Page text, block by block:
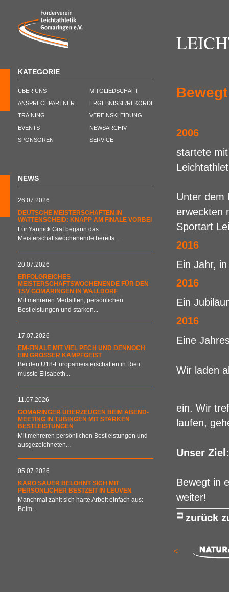
KATEGORIE
ÜBER UNS
ANSPRECHPARTNER
TRAINING
EVENTS
SPONSOREN
MITGLIEDSCHAFT
ERGEBNISSE/REKORDE
VEREINSKLEIDUNG
NEWSARCHIV
SERVICE
NEWS
26.07.2026
DEUTSCHE MEISTERSCHAFTEN IN
WATTENSCHEID: KNAPP AM FINALE VORBEI
Für Yannick Graf begann das
Meisterschaftswochenende bereits...
20.07.2026
ERFOLGREICHES
MEISTERSCHAFTSWOCHENENDE FÜR DEN
TSV GOMARINGEN IN WALLDORF
Mit mehreren Medaillen, persönlichen
Bestleistungen und starken...
17.07.2026
EM-FINALE MIT VIEL PECH UND DENNOCH
EIN GROSSER KAMPFGEIST
Bei den U18-Europameisterschaften in Rieti
musste Elisabeth...
11.07.2026
GOMARINGER ÜBERZEUGEN BEIM ABEND-
MEETING IN TÜBINGEN MIT STARKEN
BESTLEISTUNGEN
Mit mehreren persönlichen Bestleistungen und
ausgezeichneten...
05.07.2026
KARO SAUER BELOHNT SICH MIT
PERSÖNLICHER BESTZEIT IN LEUVEN
Manchmal zahlt sich harte Arbeit einfach aus:
Beim...
2006
startete
Unter dem
erweckten
Sportart
2016
Ein Jahr,
2016
Ein
2016
Eine
Wir laden
ein. Wir
laufen,
Unser
Bewegt in
weiter!
zurück
<